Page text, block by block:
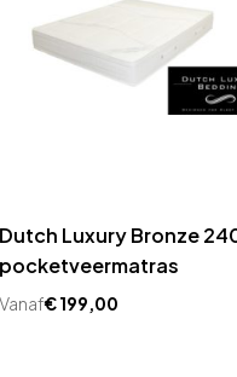
Dutch Luxury Bronze
pocketveermatras
Vanaf€199,00